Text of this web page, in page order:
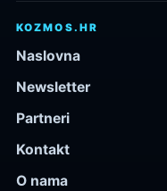
KOZMOS.HR
Naslovna
Newsletter
Partneri
Kontakt
O nama